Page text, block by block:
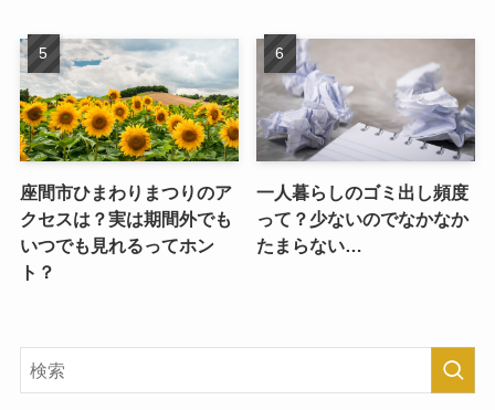
座間市ひまわりまつりのア
クセスは？実は期間外でも
いつでも見れるってホン
ト？
一人暮らしのゴミ出し頻度
って？少ないのでなかなか
たまらない…